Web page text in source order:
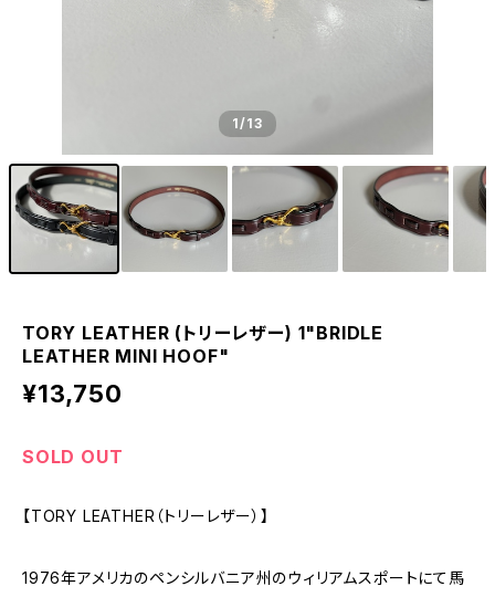
1/13
TORY LEATHER (トリーレザー) 1"BRIDLE
LEATHER MINI HOOF"
¥13,750
SOLD OUT
【TORY LEATHER（トリーレザー）】
1976年アメリカのペンシルバニア州のウィリアムスポートにて馬